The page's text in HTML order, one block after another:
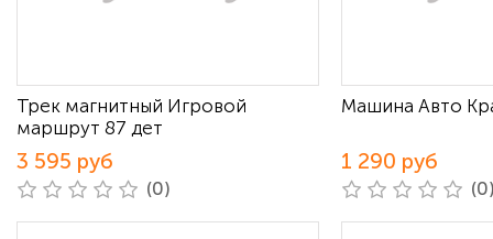
Трек магнитный Игровой
маршрут 87 дет
3 595 руб
(0)
Машина Авто
1 290 руб